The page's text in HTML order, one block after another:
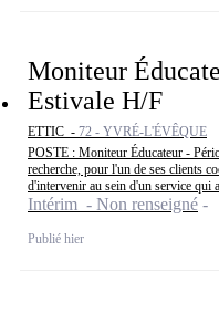
Moniteur
Estivale H/F
ETTIC - 72 - YVRÉ-L'ÉVÊQUE
POSTE : Moniteur Éducateur -
recherche, pour l'un de ses clients
d'intervenir au sein d'un service qui
Intérim - Non renseigné
Publié hier